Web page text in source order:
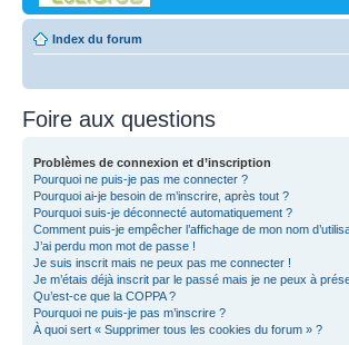
Index du forum
Foire aux questions
Problèmes de connexion et d’inscription
Pourquoi ne puis-je pas me connecter ?
Pourquoi ai-je besoin de m’inscrire, après tout ?
Pourquoi suis-je déconnecté automatiquement ?
Comment puis-je empêcher l’affichage de mon nom
J’ai perdu mon mot de passe !
Je suis inscrit mais ne peux pas me connecter !
Je m’étais déjà inscrit par le passé mais je ne peux à
Qu’est-ce que la COPPA ?
Pourquoi ne puis-je pas m’inscrire ?
À quoi sert « Supprimer tous les cookies du forum » ?